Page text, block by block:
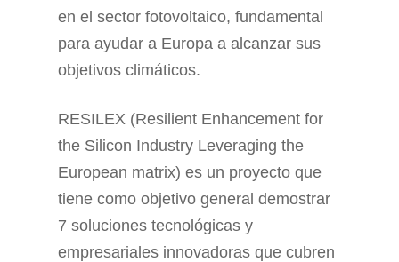
en el sector fotovoltaico, fundamental
para ayudar a Europa a alcanzar sus
objetivos climáticos.
RESILEX (Resilient Enhancement for
the Silicon Industry Leveraging the
European matrix) es un proyecto que
tiene como objetivo general demostrar
7 soluciones tecnológicas y
empresariales innovadoras que cubren